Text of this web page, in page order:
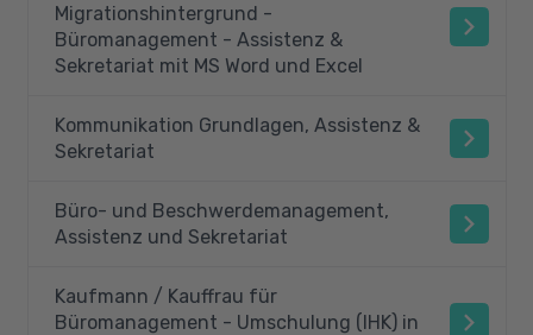
Migrationshintergrund -
Büromanagement - Assistenz &
Sekretariat mit MS Word und Excel
Kommunikation Grundlagen, Assistenz &
Sekretariat
Büro- und Beschwerdemanagement,
Assistenz und Sekretariat
Kaufmann / Kauffrau für
Büromanagement - Umschulung (IHK) in